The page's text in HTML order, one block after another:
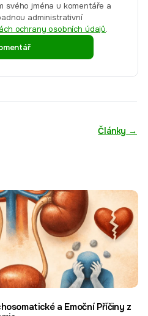
svého jména u komentáře a
administrativní
ochrany osobních údajů.
Články →
a Emoční Příčiny z